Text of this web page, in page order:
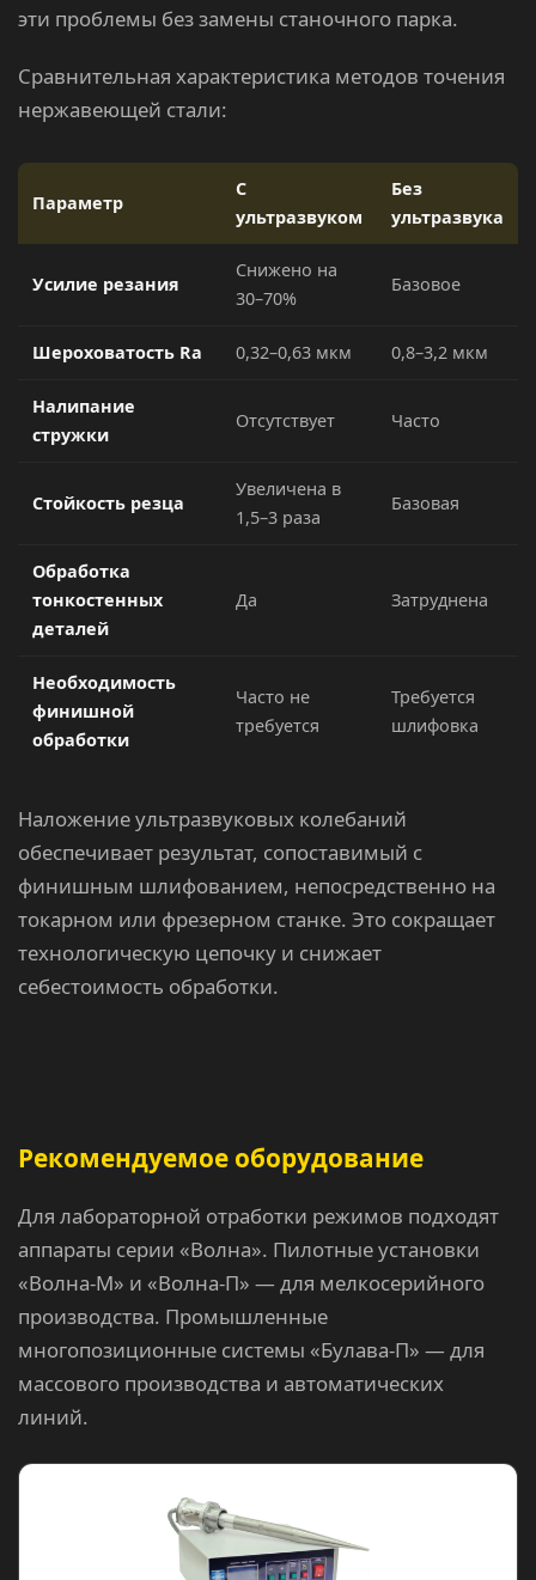
эти проблемы без замены станочного парка.
Сравнительная характеристика методов точения
нержавеющей стали:
Параметр
С
ультразвуком
Без
ультразвука
Усилие резания
Снижено на
30–70%
Базовое
Шероховатость Ra 0,32–0,63 мкм 0,8–3,2 мкм
Налипание
стружки
Отсутствует Часто
Стойкость резца
Увеличена в
1,5–3 раза
Базовая
Обработка
тонкостенных
деталей
Да Затруднена
Необходимость
финишной
обработки
Часто не
требуется
Требуется
шлифовка
Наложение ультразвуковых колебаний
обеспечивает результат, сопоставимый с
финишным шлифованием, непосредственно на
токарном или фрезерном станке. Это сокращает
технологическую цепочку и снижает
себестоимость обработки.
Рекомендуемое оборудование
Для лабораторной отработки режимов подходят
аппараты серии «Волна». Пилотные установки
«Волна-М» и «Волна-П» — для мелкосерийного
производства. Промышленные
многопозиционные системы «Булава-П» — для
массового производства и автоматических
линий.